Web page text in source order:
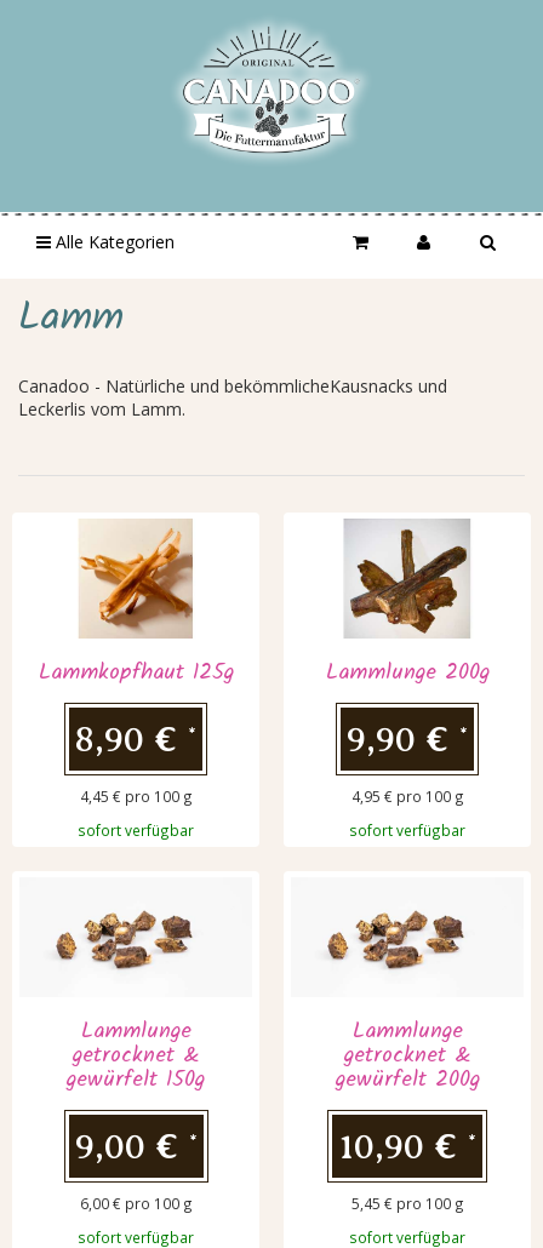
Alle Kategorien
Lamm
Canadoo - Natürliche und bekömmlicheKausnacks und
Leckerlis vom Lamm.
Lammkopfhaut 125g
8,90 € *
4,45 € pro 100 g
sofort verfügbar
Lammlunge 200g
9,90 € *
4,95 € pro 100 g
sofort verfügbar
Lammlunge
getrocknet &
gewürfelt 150g
9,00 € *
6,00 € pro 100 g
sofort verfügbar
Lammlunge
getrocknet &
gewürfelt 200g
10,90 € *
5,45 € pro 100 g
sofort verfügbar